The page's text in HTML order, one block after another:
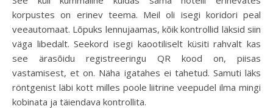
korpustes on erinev teema. Meil oli isegi koridori peal
veeautomaat. Lõpuks lennujaamas, kõik kontrollid läksid siin
väga libedalt. Seekord isegi kaootiliselt küsiti rahvalt kas
see ärasõidu registreeringu QR kood on, piisas
vastamisest, et on. Näha igatahes ei tahetud. Samuti läks
röntgenist läbi kott milles poole liitrine veepudel ilma mingi
kobinata ja täiendava kontrollita.